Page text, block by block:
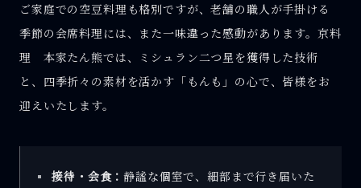
ご家庭での空豆料理も格別ですが、老舗の職人が手掛ける
季節の会席料理には、また一味違った感動があります。京料
理 本家たん熊では、ミシュラン二つ星を獲得した技術
と、四季折々の素材を活かす「もんも」の心で、皆様をお
迎えいたします。
接待・会食：静謐な個室で、細部まで行き届いた